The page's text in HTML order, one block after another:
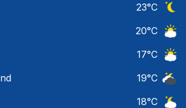
23°C
20°C
17°C
19°C
18°C